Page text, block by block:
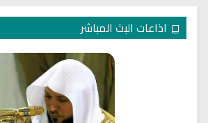
اذاعات البث المباشر